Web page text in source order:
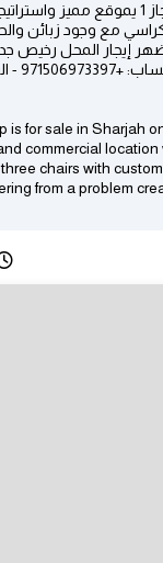
صالون حلاقة رجالي للبيع في الشارقة بشارع جمال
المحل مكون من ثلاث كراسي مع
إيجار المحل رخيص
الاتصال أو
is for sale in Sharjah
commercial
chairs with
from a problem